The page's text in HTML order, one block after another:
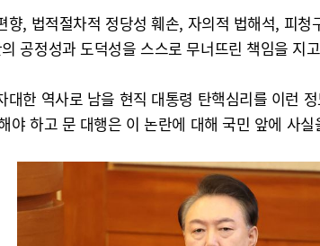
, 법적절차적 정당성 훼손, 자의적 법해석, 피
공정성과 도덕성을 스스로 무너뜨린 책임을 지
한 역사로 남을 현직 대통령 탄핵심리를 이런
하고 문 대행은 이 논란에 대해 국민 앞에 사